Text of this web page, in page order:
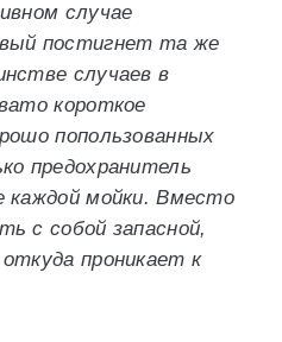
случае
постигнет та же
случаев в
короткое
попользованных
предохранитель
каждой мойки. Вместо
с собой запасной,
проникает к